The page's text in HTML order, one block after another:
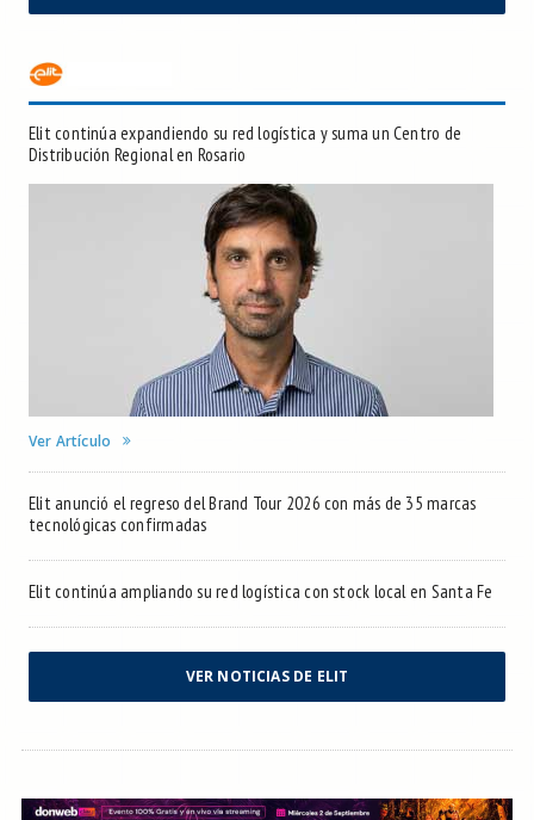
Elit continúa expandiendo su red logística y suma un Centro de
Distribución Regional en Rosario
Ver Artículo
Elit anunció el regreso del Brand Tour 2026 con más de 35 marcas
tecnológicas confirmadas
Elit continúa ampliando su red logística con stock local en Santa Fe
VER NOTICIAS DE ELIT